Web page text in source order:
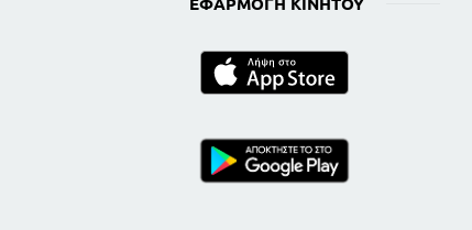
ΕΦΑΡΜΟΓΉ ΚΙΝΗΤΟΎ